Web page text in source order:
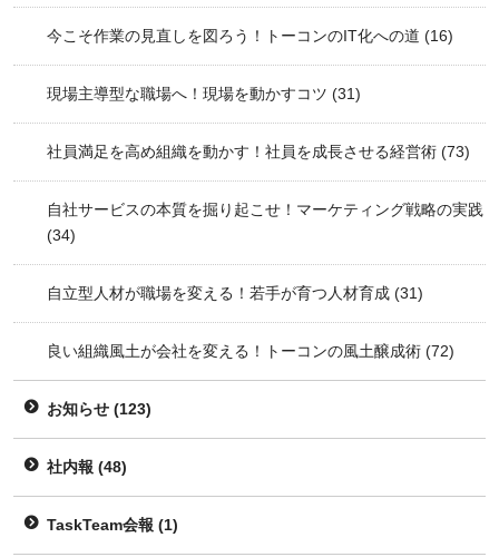
今こそ作業の見直しを図ろう！トーコンのIT化への道 (16)
現場主導型な職場へ！現場を動かすコツ (31)
社員満足を高め組織を動かす！社員を成長させる経営術 (73)
自社サービスの本質を掘り起こせ！マーケティング戦略の実践
(34)
自立型人材が職場を変える！若手が育つ人材育成 (31)
良い組織風土が会社を変える！トーコンの風土醸成術 (72)
お知らせ (123)
社内報 (48)
TaskTeam会報 (1)